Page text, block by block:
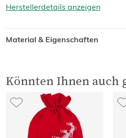
Herstellerdetails anzeigen
Material & Eigenschaften
Könnten Ihnen auch